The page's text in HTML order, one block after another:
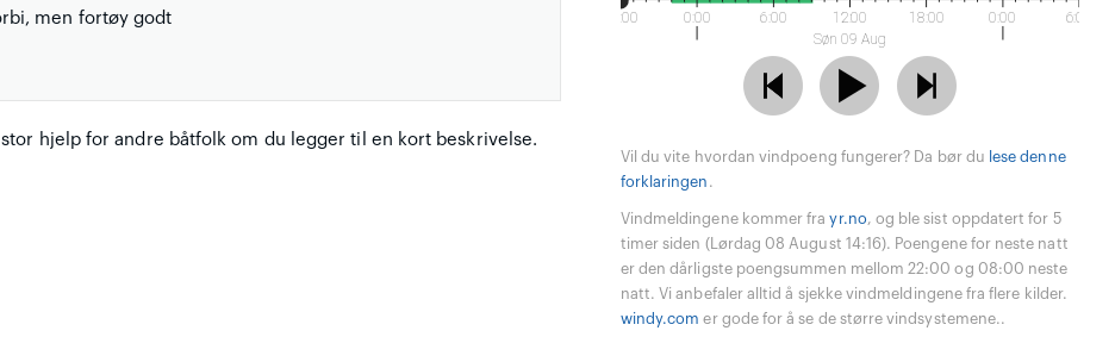
men fortøy godt
hjelp for andre båtfolk om du legger til en kort beskrivelse.
18:00 0:00 6:00
12:00
Søn 09 Aug
18:00 0:00 6:00
Vil du vite hvordan vindpoeng fungerer? Da bør du lese denne
forklaringen .
Vindmeldingene kommer frayr.no, og ble sist oppdatert for 5
timer siden (Lørdag 08 August 14:16). Poengene for neste natt
er den dårligste poengsummen mellom 22:00 og 08:00 neste
natt. Vi anbefaler alltid å sjekke vindmeldingene fra flere kilder.
windy.com er gode for å se de større vindsystemene..